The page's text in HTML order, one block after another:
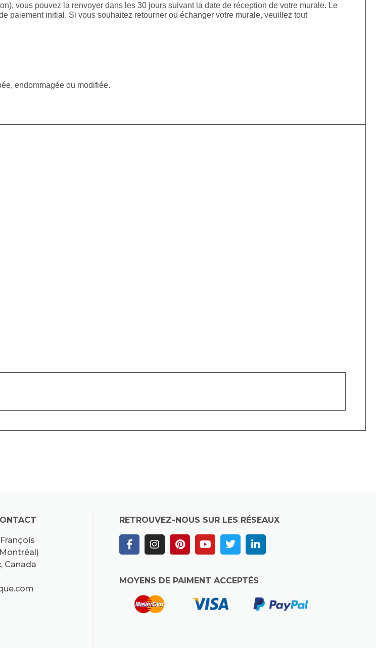
vous pouvez la renvoyer dans les 30 jours suivant la date de réception de votre murale. Le
paiement initial. Si vous souhaitez retourner ou échanger votre murale, veuillez tout
endommagée ou modifiée.
Canada
RETROUVEZ-NOUS SUR LES RÉSEAUX
MOYENS DE PAIMENT ACCEPTÉS